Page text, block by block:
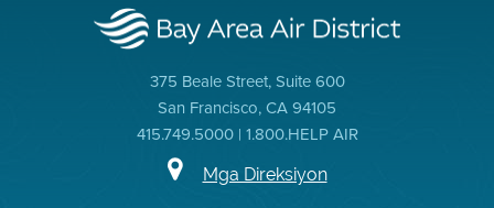
375 Beale Street, Suite 600
San Francisco, CA 94105
415.749.5000 | 1.800.HELP AIR
Mga Direksiyon